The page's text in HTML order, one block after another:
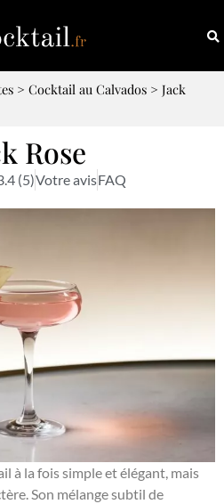
> Cocktail au Calvados > Jack
Rose
(5)Votre avisFAQ
à la fois simple et élégant, mais
Son mélange subtil de